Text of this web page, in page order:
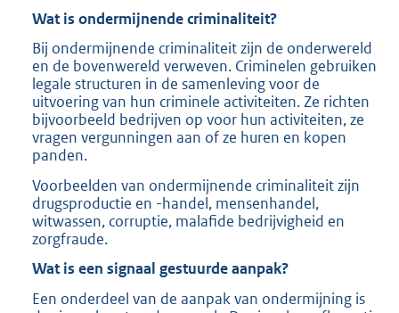
K
Wat is ondermijnende criminaliteit?
Bij ondermijnende criminaliteit zijn de onderwereld
en de bovenwereld verweven. Criminelen gebruiken
legale structuren in de samenleving voor de
uitvoering van hun criminele activiteiten. Ze richten
bijvoorbeeld bedrijven op voor hun activiteiten, ze
vragen vergunningen aan of ze huren en kopen
panden.
Voorbeelden van ondermijnende criminaliteit zijn
drugsproductie en -handel, mensenhandel,
witwassen, corruptie, malafide bedrijvigheid en
zorgfraude.
Wat is een signaal gestuurde aanpak?
Een onderdeel van de aanpak van ondermijning is